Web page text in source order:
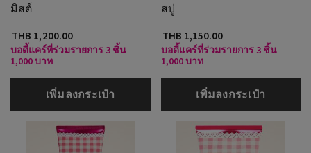
มิสต์
THB 1,200.00
บอดี้แคร์ที่ร่วมรายการ 3 ชิ้น
1,000 บาท
เพิ่มลงกระเป๋า
สบู่
THB 1,150.00
บอดี้แคร์ที่ร่วมรายการ 3 ชิ้น
1,000 บาท
เพิ่มลงกระเป๋า